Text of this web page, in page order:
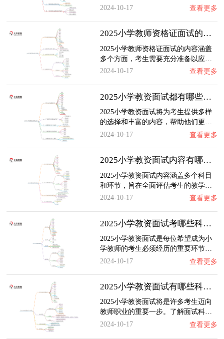
2024-10-17
查看更多
2025小学教师资格证面试的内容是什么
2025小学教师资格证面试的内容涵盖
多个方面，考生需要充分准备以应…
2024-10-17
查看更多
2025小学教资面试都有哪些科目？考啥内容
2025小学教资面试将为考生提供多样
的选择和丰富的内容，帮助他们更…
2024-10-17
查看更多
2025小学教资面试内容有哪些科目考试
2025小学教资面试内容涵盖多个科目
和环节，旨在全面评估考生的教学…
2024-10-17
查看更多
2025小学教资面试考哪些科目？怎么考
2025小学教资面试是每位希望成为小
学教师的考生必须经历的重要环节…
2024-10-17
查看更多
2025小学教资面试有哪些科目？考试流程是啥
2025小学教资面试将是许多考生迈向
教师职业的重要一步。了解面试科…
2024-10-17
查看更多